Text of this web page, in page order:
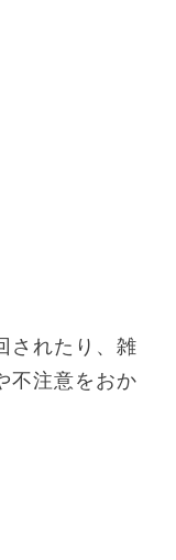
されたり、雑
不注意をおか